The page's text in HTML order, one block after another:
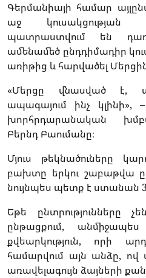
Գերմանիայի համար
աջ կուսակցության
պատրաստվում են
ամենամեծ ընդդիմադիր
առիթից և հարվածել
«Մերցը վնասված է,
ապագայում ինչ կլինի»,
խորհրդարանական
Բերնդ Բաումանը։
Մյուս թեկնածուները
բախտը երկու շաբաթվա
նույնպես պետք է ստանան
Եթե ընտրությունները
ընթացքում,
քվեարկություն, որի
համարվում այն անձը,
առավելագույն ձայների